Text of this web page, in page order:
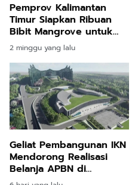
Pemprov Kalimantan
Timur Siapkan Ribuan
Bibit Mangrove untuk
Lindungi Pesisir
Balikpapan dan Kawasan
Penyangga IKN
2 minggu yang lalu
Geliat Pembangunan IKN
Mendorong Realisasi
Belanja APBN di
Kalimantan Timur